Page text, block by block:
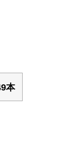
本